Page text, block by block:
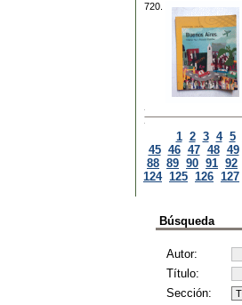
720.
1 2 3 4 5
45 46 47 48 49
88 89 90 91 92
124 125 126 127
Búsqueda
Autor:
Título:
Sección: